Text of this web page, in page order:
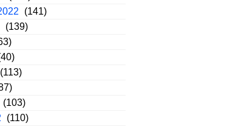
(141)
(139)
(113)
(103)
(110)